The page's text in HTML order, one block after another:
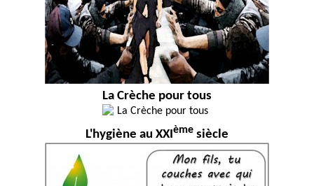
La Crèche pour tous
L'hygiène au XXIème siècle